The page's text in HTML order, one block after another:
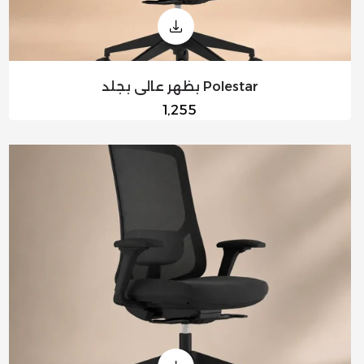
Polestar بظهر عالي بجلد
السعر
1,255